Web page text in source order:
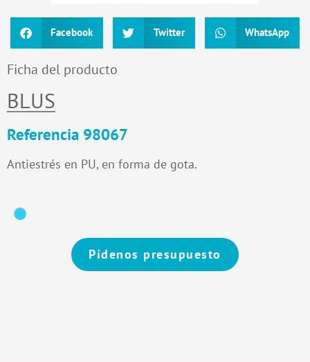
Facebook Twitter WhatsApp
Ficha del producto
BLUS
Referencia 98067
Antiestrés en PU, en forma de gota.
Pídenos presupuesto